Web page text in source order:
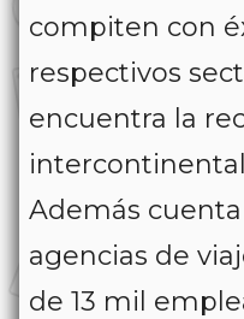
compiten con
respectivos
encuentra la
Además
agencias de
de 13 mil